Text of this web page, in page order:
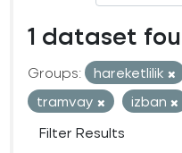
1 dataset
Groups: hareketlilik
tramvay
izban
Filter Results